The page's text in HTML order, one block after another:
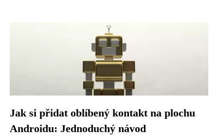
Jak si přidat oblíbený kontakt na plochu
Androidu: Jednoduchý návod